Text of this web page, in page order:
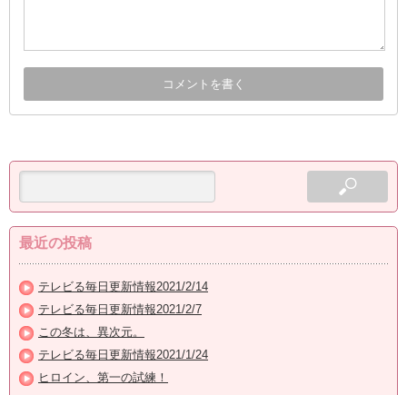
最近の投稿
テレビる毎日更新情報2021/2/14
テレビる毎日更新情報2021/2/7
この冬は、異次元。
テレビる毎日更新情報2021/1/24
ヒロイン、第一の試練！